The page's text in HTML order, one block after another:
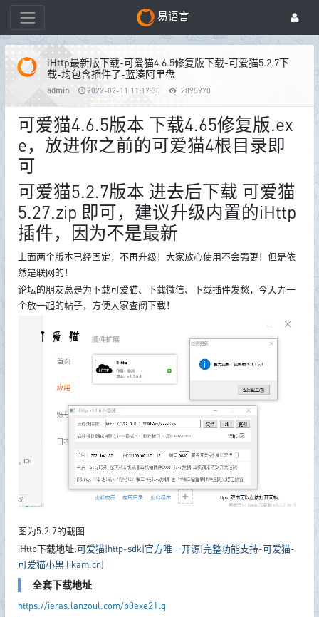
易语言
iHttp最新版下载-可爱猫4.6.5修复版下载-可爱猫5.2.7下
载-均包含插件了-蓝凑阿里盘
admin 2022-02-11 11:17:30 2895970
可爱猫4.6.5版本 下载4.65修复版.ex
e，放进你之前的可爱猫4根目录即
可
可爱猫5.2.7版本 进去后下载 可爱猫
5.27.zip 即可，建议升级内置的iHttp
插件，因为不是最新
上面两个版本已经固定，不再升级！大家放心使用不会强更！但是依
然是联网的！
论坛的朋友总是为下载可爱猫、下载微信、下载插件发愁，今天弄一
个放一起的帖子，方便大家查阅下载！
图为5.2.7的截图
iHttp下载地址:可爱猫|http-sdk|官方唯一开源|完整功能支持-可爱猫-
可爱猫小黑 (ikam.cn)
全套下载地址
https://ieras.lanzoul.com/b0exe21lg